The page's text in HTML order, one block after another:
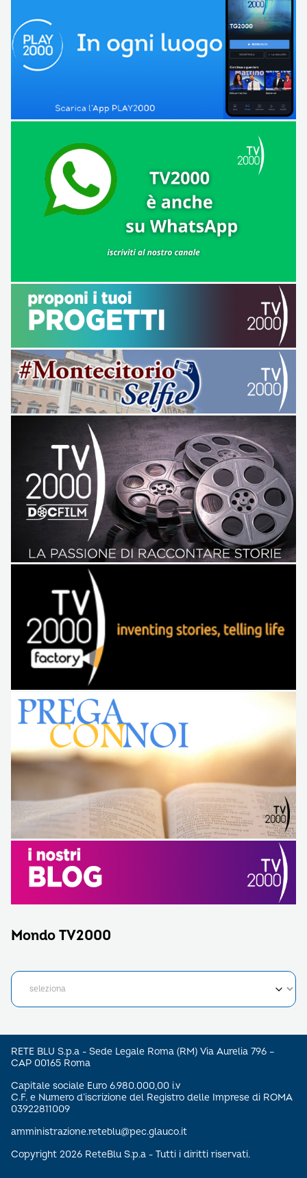
Mondo TV2000
RETE BLU S.p.a - Sede Legale Roma (RM) Via Aurelia 796 –
CAP 00165 Roma
Capitale sociale Euro 6.980.000,00 i.v
C.F. e Numero d’iscrizione del Registro delle Imprese di ROMA
03922811009
amministrazione.reteblu@pec.glauco.it
Copyright 2026 ReteBlu S.p.a - Tutti i diritti riservati.